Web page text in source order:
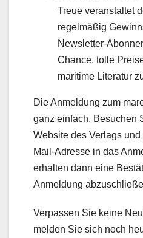
Treue veranstaltet
regelmäßig
Newsletter-
Chance, tolle
maritime Literatur
Die Anmeldung zum
ganz einfach. Besuchen
Website des Verlags
Mail-Adresse in das
erhalten dann eine
Anmeldung
Verpassen Sie keine
melden Sie sich noch